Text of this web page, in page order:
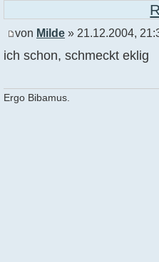
von Milde » 21.12.2004,
ich schon, schmeckt eklig
Ergo Bibamus.